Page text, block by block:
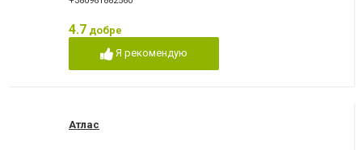
4.7 добре
Я рекомендую
Атлас